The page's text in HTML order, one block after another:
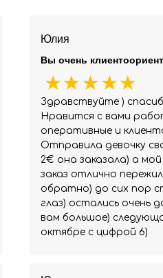
Юлия
Здравствуйте )
Нравится с вами
оперативные и
Отправила девочку
2€ она заказала) а мой
заказ отлично пережил
обратно) до сих пор
глаз) остались очень
вам большое)
октябре с цифрой 6)
Вы очень